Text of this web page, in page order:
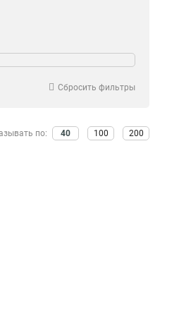
54
Сбросить фильтры
по: 40 100 200